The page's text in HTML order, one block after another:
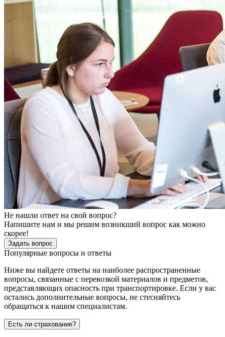
Не нашли ответ на свой вопрос?
Напишите нам и мы решим возникший вопрос как можно
скорее!
Задать вопрос
Популярные вопросы и ответы
Ниже вы найдете ответы на наиболее распространенные
вопросы, связанные с перевозкой материалов и предметов,
представляющих опасность при транспортировке. Если у вас
остались дополнительные вопросы, не стесняйтесь
обращаться к нашим специалистам.
Есть ли страхование?